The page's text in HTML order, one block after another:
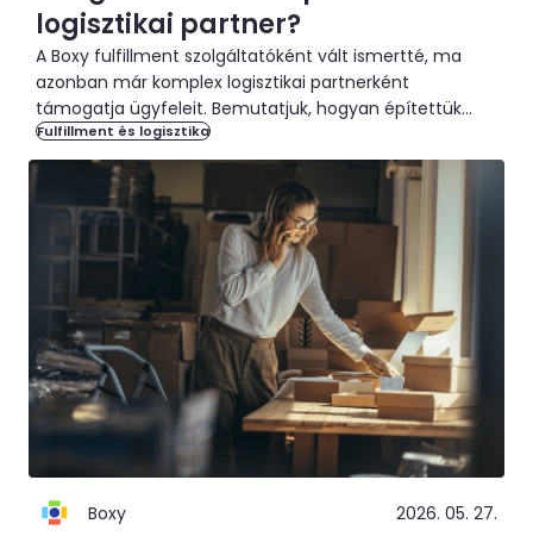
logisztikai partner?
A Boxy fulfillment szolgáltatóként vált ismertté, ma
azonban már komplex logisztikai partnerként
támogatja ügyfeleit. Bemutatjuk, hogyan építettük
tovább tapasztalatainkat a B2B logisztika, a regionális
disztribúció és az értéknövelő logisztikai szolgáltatások
irányába.
Fulfillment és logisztika
Boxy 2026. 05. 27.